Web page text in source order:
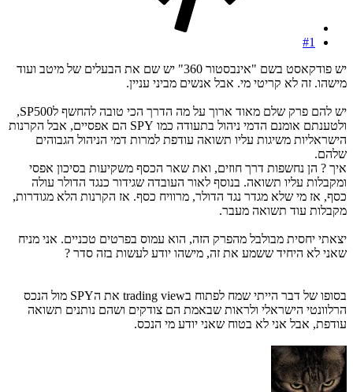
#1
יש פודקאסט בשם "אינבסטור 360" יש שם את הבעלים של מיטב ועוד
מישהו. זה לא קריטי מי. אבל אנשים מביני עניין.
יש להם פרק שלם מאוד ארוך על מה הדרך הכי טובה להחשף לSP500,
ולטענתם אומנם הדמי ניהול בתעודה כמו SPY הם אפסיים, אבל הקרנות
הישראליות משיגות עליו תשואה עודפת למרות דמי הניהול הגבוהים
שלהם.
איך ? הן נחשפות דרך חוזים, ואת שאר הכסף משקיעות בסיכון אפסי
ומקבלות עליו תשואה. בנוסף לאור העובדה שגידור כנגד הדולר עולה
כסף, אז מי שלא מגדר נגד הדולר, מרוויח כסף. אז הקרנות הלא מגודרות,
מקבלות עוד תשואה מעבר.
יצאתי יחסית מבולבל מהפרק הזה, הוא עמוס בפרטים טכניים. אני מניח
שאני לא היחיד ששמע את זה, מישהו יודע לעשות בזה סדר ?
בסופו של דבר הייתי שמח לפתוח בtrading view את הSPY מול הנכס
הרלוונטי הישראלי ולראות שבאמת הם צודקים ושהם נותנים תשואה
עודפת, אבל אני לא בטוח שאני יודע מי הנכס.